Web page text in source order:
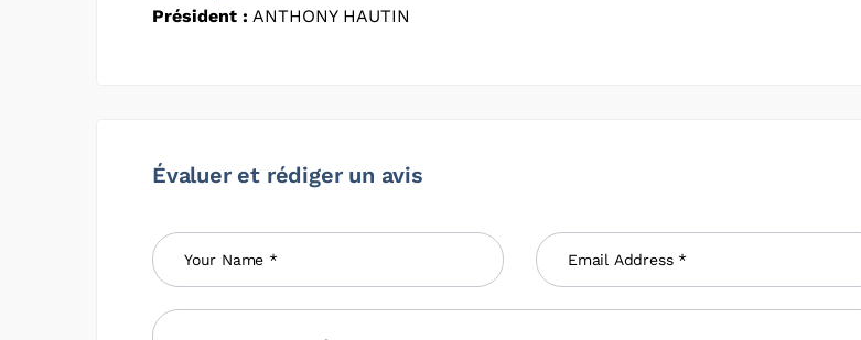
Président : ANTHONY HAUTIN
Évaluer et rédiger un avis